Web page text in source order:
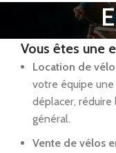
Vous êtes une
Location de
votre équipe
déplacer,
général.
Vente de vélos